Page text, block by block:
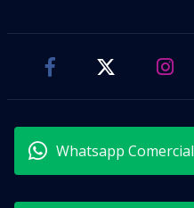
Whatsapp Comercial